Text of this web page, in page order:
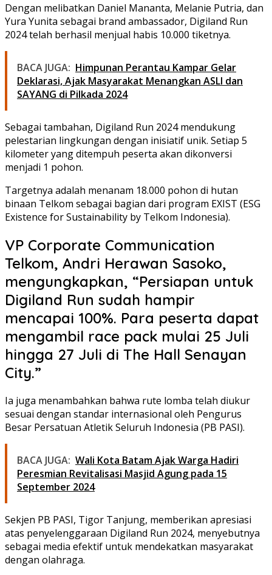
Dengan melibatkan Daniel Mananta, Melanie Putria, dan
Yura Yunita sebagai brand ambassador, Digiland Run
2024 telah berhasil menjual habis 10.000 tiketnya.
BACA JUGA: Himpunan Perantau Kampar Gelar
Deklarasi, Ajak Masyarakat Menangkan ASLI dan
SAYANG di Pilkada 2024
Sebagai tambahan, Digiland Run 2024 mendukung
pelestarian lingkungan dengan inisiatif unik. Setiap 5
kilometer yang ditempuh peserta akan dikonversi
menjadi 1 pohon.
Targetnya adalah menanam 18.000 pohon di hutan
binaan Telkom sebagai bagian dari program EXIST (ESG
Existence for Sustainability by Telkom Indonesia).
VP Corporate Communication
Telkom, Andri Herawan Sasoko,
mengungkapkan, “Persiapan untuk
Digiland Run sudah hampir
mencapai 100%. Para peserta dapat
mengambil race pack mulai 25 Juli
hingga 27 Juli di The Hall Senayan
City.”
Ia juga menambahkan bahwa rute lomba telah diukur
sesuai dengan standar internasional oleh Pengurus
Besar Persatuan Atletik Seluruh Indonesia (PB PASI).
BACA JUGA: Wali Kota Batam Ajak Warga Hadiri
Peresmian Revitalisasi Masjid Agung pada 15
September 2024
Sekjen PB PASI, Tigor Tanjung, memberikan apresiasi
atas penyelenggaraan Digiland Run 2024, menyebutnya
sebagai media efektif untuk mendekatkan masyarakat
dengan olahraga.